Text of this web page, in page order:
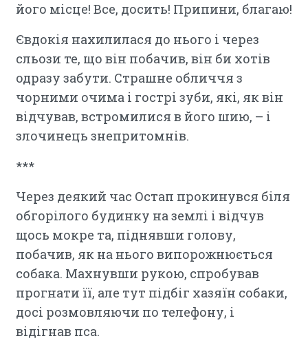
його місце! Все, досить! Припини, благаю!
Євдокія нахилилася до нього і через
сльози те, що він побачив, він би хотів
одразу забути. Страшне обличчя з
чорними очима і гострі зуби, які, як він
відчував, встромилися в його шию, – і
злочинець знепритомнів.
***
Через деякий час Остап прокинувся біля
обгорілого будинку на землі і відчув
щось мокре та, піднявши голову,
побачив, як на нього випорожнюється
собака. Махнувши рукою, спробував
прогнати її, але тут підбіг хазяїн собаки,
досі розмовляючи по телефону, і
відігнав пса.